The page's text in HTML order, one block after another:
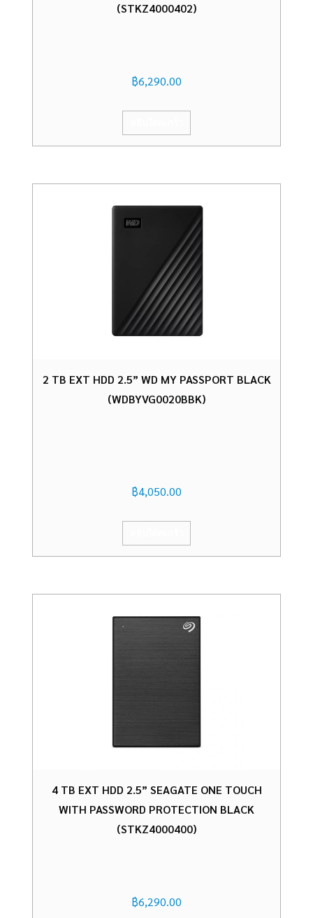
(STKZ4000402)
฿6,290.00
2 TB EXT HDD 2.5” WD MY PASSPORT BLACK
(WDBYVG0020BBK)
฿4,050.00
4 TB EXT HDD 2.5” SEAGATE ONE TOUCH
WITH PASSWORD PROTECTION BLACK
(STKZ4000400)
฿6,290.00